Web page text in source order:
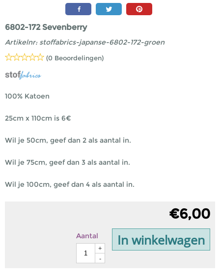
6802-172 Sevenberry
Artikelnr: stoffabrics-japanse-6802-172-groen
(0 Beoordelingen)
100% Katoen
25cm x 110cm is 6€
Wil je 50cm, geef dan 2 als aantal in.
Wil je 75cm, geef dan 3 als aantal in.
Wil je 100cm, geef dan 4 als aantal in.
€6,00
Aantal
+
-
In winkelwagen